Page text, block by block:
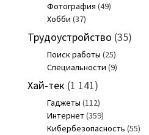
Фотография (49)
Хобби (37)
Трудоустройство (35)
Поиск работы (25)
Специальности (9)
Хай-тек (1 141)
Гаджеты (112)
Интернет(359)
Кибербезопасность (55)